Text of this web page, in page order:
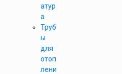
атур
а
Труб
ы
для
отоп
лени